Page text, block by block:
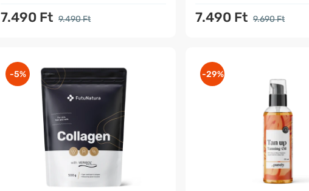
7.490 Ft 9.490 Ft 7.490 Ft 9.690 Ft
-5% -29%